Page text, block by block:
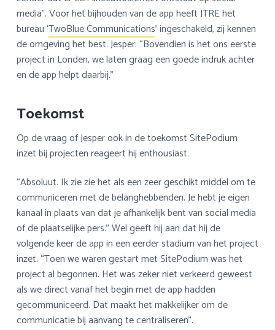
media”. Voor het bijhouden van de app heeft JTRE het
bureau ‘TwoBlue Communications’ ingeschakeld, zij kennen
de omgeving het best. Jesper: “Bovendien is het ons eerste
project in Londen, we laten graag een goede indruk achter
en de app helpt daarbij.”
Toekomst
Op de vraag of Jesper ook in de toekomst SitePodium
inzet bij projecten reageert hij enthousiast.
“Absoluut. Ik zie zie het als een zeer geschikt middel om te
communiceren met de belanghebbenden. Je hebt je eigen
kanaal in plaats van dat je afhankelijk bent van social media
of de plaatselijke pers.” Wel geeft hij aan dat hij de
volgende keer de app in een eerder stadium van het project
inzet. “Toen we waren gestart met SitePodium was het
project al begonnen. Het was zeker niet verkeerd geweest
als we direct vanaf het begin met de app hadden
gecommuniceerd. Dat maakt het makkelijker om de
communicatie bij aanvang te centraliseren”.